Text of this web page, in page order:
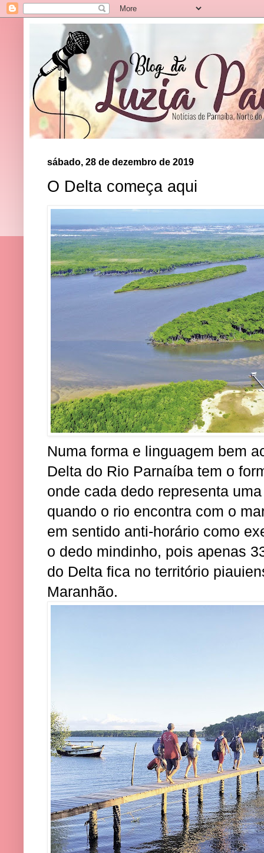
sábado, 28 de dezembro de 2019
O Delta começa aqui
Numa forma e linguagem bem
Delta do Rio Parnaíba tem o
onde cada dedo representa
quando o rio encontra com o
em sentido anti-horário como
o dedo mindinho, pois apenas
do Delta fica no território
Maranhão.